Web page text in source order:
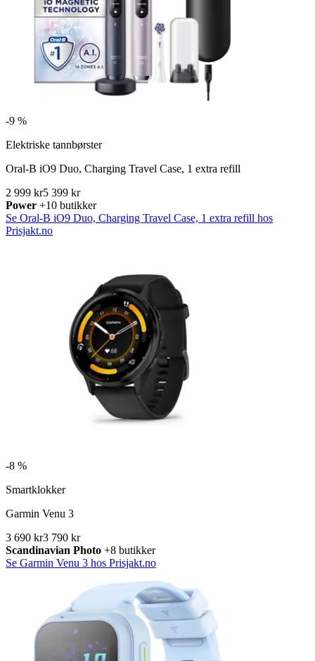
-9 %
Elektriske tannbørster
Oral-B iO9 Duo, Charging Travel Case, 1 extra refill
2 999 kr5 399 kr
Power +10 butikker
Se Oral-B iO9 Duo, Charging Travel Case, 1 extra refill hos
Prisjakt.no
-8 %
Smartklokker
Garmin Venu 3
3 690 kr3 790 kr
Scandinavian Photo +8 butikker
Se Garmin Venu 3 hos Prisjakt.no